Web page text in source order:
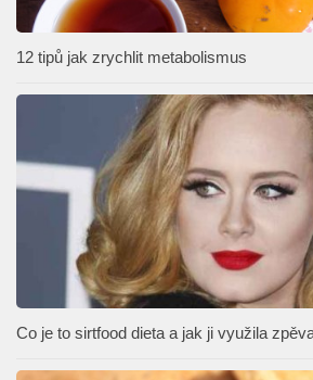
12 tipů jak zrychlit metabolismus
Co je to sirtfood dieta a jak ji využila